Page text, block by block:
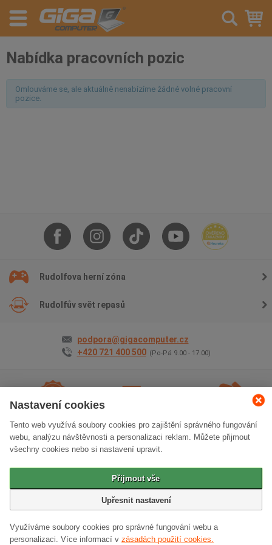
Nastavení cookies
Tento web využívá soubory cookies pro zajištění správného fungování
webu, analýzu návštěvnosti a personalizaci reklam. Můžete přijmout
všechny cookies nebo si nastavení upravit.
Přijmout vše
Upřesnit nastavení
Využíváme soubory cookies pro správné fungování webu a
personalizaci. Více informací v zásadách použití cookies.
Nabídka pracovních pozic
Omlouváme se, ale aktuálně nenabízíme žádné volné pracovní
pozice.
Rudolfova herní zóna
Rudolfův svět repasů
podpora@gigacomputer.cz
+420 721 400 500 (Po-Pá 9.00 - 17.00)
2 roky záruky na vše Doprava zdarma Osobní odběr zdarma
Klasická verze stránek
© 2006 - 2026 GIGACOMPUTER a.s.